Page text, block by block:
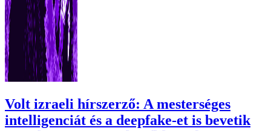
Volt izraeli hírszerző: A mesterséges
intelligenciát és a deepfake-et is bevetik